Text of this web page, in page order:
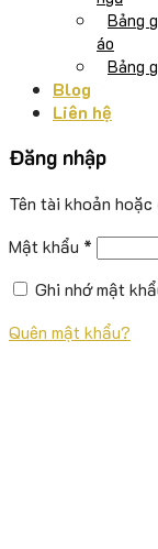
Bảng
áo
Bảng
Blog
Liên hệ
Đăng nhập
Tên tài khoản
Mật khẩu *
Ghi nhớ mật
Quên mật khẩu?